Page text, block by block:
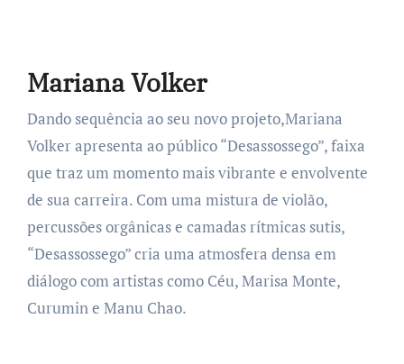
Mariana Volker
Dando sequência ao seu novo projeto,Mariana
Volker apresenta ao público “Desassossego”, faixa
que traz um momento mais vibrante e envolvente
de sua carreira. Com uma mistura de violão,
percussões orgânicas e camadas rítmicas sutis,
“Desassossego” cria uma atmosfera densa em
diálogo com artistas como Céu, Marisa Monte,
Curumin e Manu Chao.